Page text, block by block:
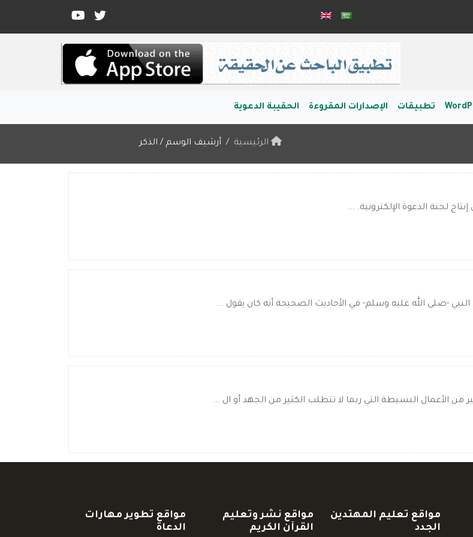
تطبيقات الإصدارات المقروءة الحقيبة الدعوية
الرئيسية أرشيف الوسم / الذكر
لجنة الدعوة الإلكترونية. ...
-صلى الله عليه وسلم- في الأحاديث الصحيحة أنه كان يقول ...
من الأعمال البسيطة التي ربما لا تتطلب الكثير من الجهد أو ال ...
مواقع تعليم المهتدين
الجدد
مواقع نشر وتعليم
القرآن الكريم
مواقع تطوير مهارات
الدعاة